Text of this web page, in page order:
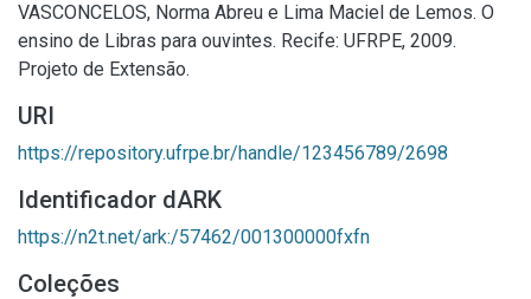
VASCONCELOS, Norma Abreu e Lima Maciel de Lemos. O
ensino de Libras para ouvintes. Recife: UFRPE, 2009.
Projeto de Extensão.
URI
https://repository.ufrpe.br/handle/123456789/2698
Identificador dARK
https://n2t.net/ark:/57462/001300000fxfn
Coleções